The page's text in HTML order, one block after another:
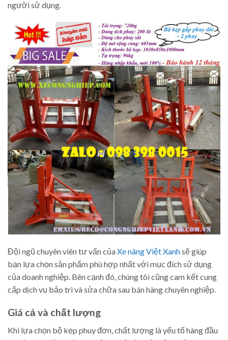
người sử dụng.
Đội ngũ chuyên viên tư vấn củaXe nâng Việt Xanhsẽ giúp
bạn lựa chọn sản phẩm phù hợp nhất với mục đích sử dụng
của doanh nghiệp. Bên cạnh đó, chúng tôi cũng cam kết cung
cấp dịch vụ bảo trì và sửa chữa sau bán hàng chuyên nghiệp.
Giá cả và chất lượng
Khi lựa chọn bộ kẹp phuy đơn, chất lượng là yếu tố hàng đầu